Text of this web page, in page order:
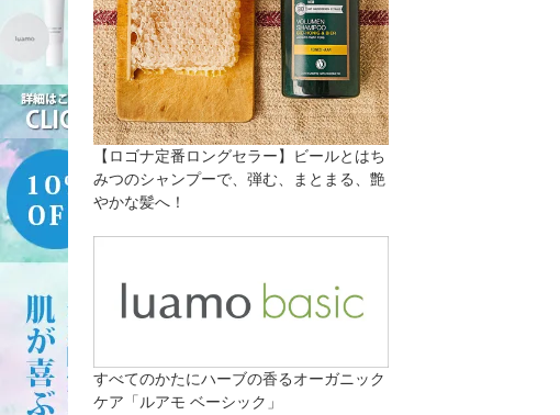
【ロゴナ定番ロングセラー】ビールとはち
みつのシャンプーで、弾む、まとまる、艶
やかな髪へ！
すべてのかたにハーブの香るオーガニック
ケア「ルアモ ベーシック」